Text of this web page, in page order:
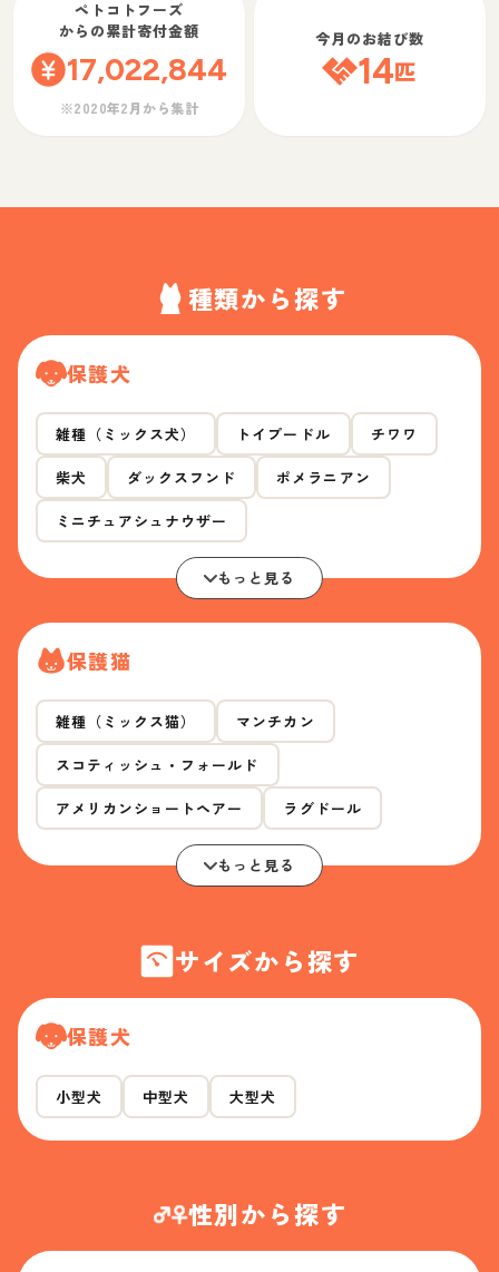
ペトコトフーズ
からの累計寄付金額
17,022,844
※2020年2月から集計
今月のお結び数
14匹
種類から探す
保護犬
雑種（ミックス犬） トイプードル チワワ
柴犬 ダックスフンド ポメラニアン
ミニチュアシュナウザー
もっと見る
保護猫
雑種（ミックス猫） マンチカン
スコティッシュ・フォールド
アメリカンショートヘアー ラグドール
もっと見る
サイズから探す
保護犬
小型犬 中型犬 大型犬
性別から探す